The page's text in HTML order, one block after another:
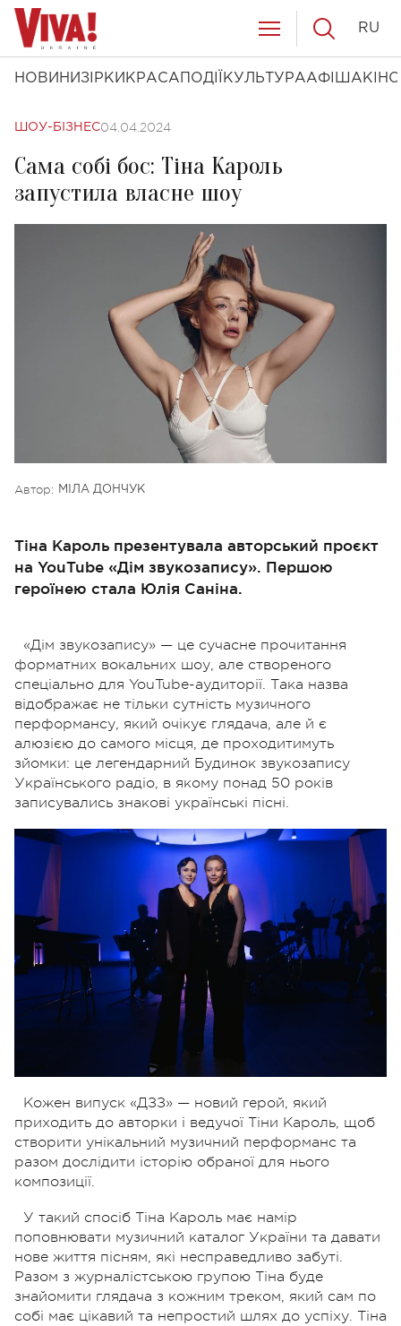
НОВИНИ ЗІРКИ КРАСА ПОДІЇ КУЛЬТУРААФІША КІНО
RU
ШОУ-БІЗНЕС04.04.2024
Сама собі бос: Тіна Кароль
запустила власне шоу
Автор: МІЛА ДОНЧУК
Тіна Кароль презентувала авторський проєкт
на YouTube «Дім звукозапису». Першою
героїнею стала Юлія Саніна.
«Дім звукозапису» — це сучасне прочитання
форматних вокальних шоу, але створеного
спеціально для YouTube-аудиторії. Така назва
відображає не тільки сутність музичного
перформансу, який очікує глядача, але й є
алюзією до самого місця, де проходитимуть
зйомки: це легендарний Будинок звукозапису
Українського радіо, в якому понад 50 років
записувались знакові українські пісні.
Кожен випуск «ДЗЗ» — новий герой, який
приходить до авторки і ведучої Тіни Кароль, щоб
створити унікальний музичний перформанс та
разом дослідити історію обраної для нього
композиції.
У такий спосіб Тіна Кароль має намір
поповнювати музичний каталог України та давати
нове життя пісням, які несправедливо забуті.
Разом з журналістською групою Тіна буде
знайомити глядача з кожним треком, який сам по
собі має цікавий та непростий шлях до успіху. Тіна